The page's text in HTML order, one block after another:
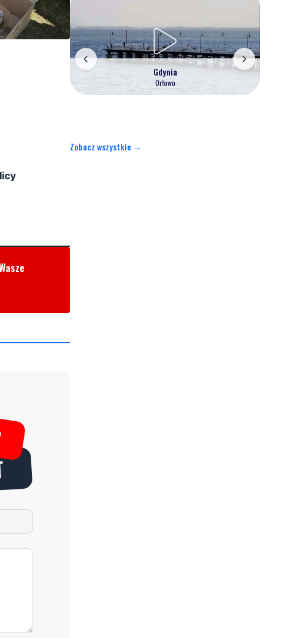
Gdynia
Orłowo
Zobacz wszystkie →